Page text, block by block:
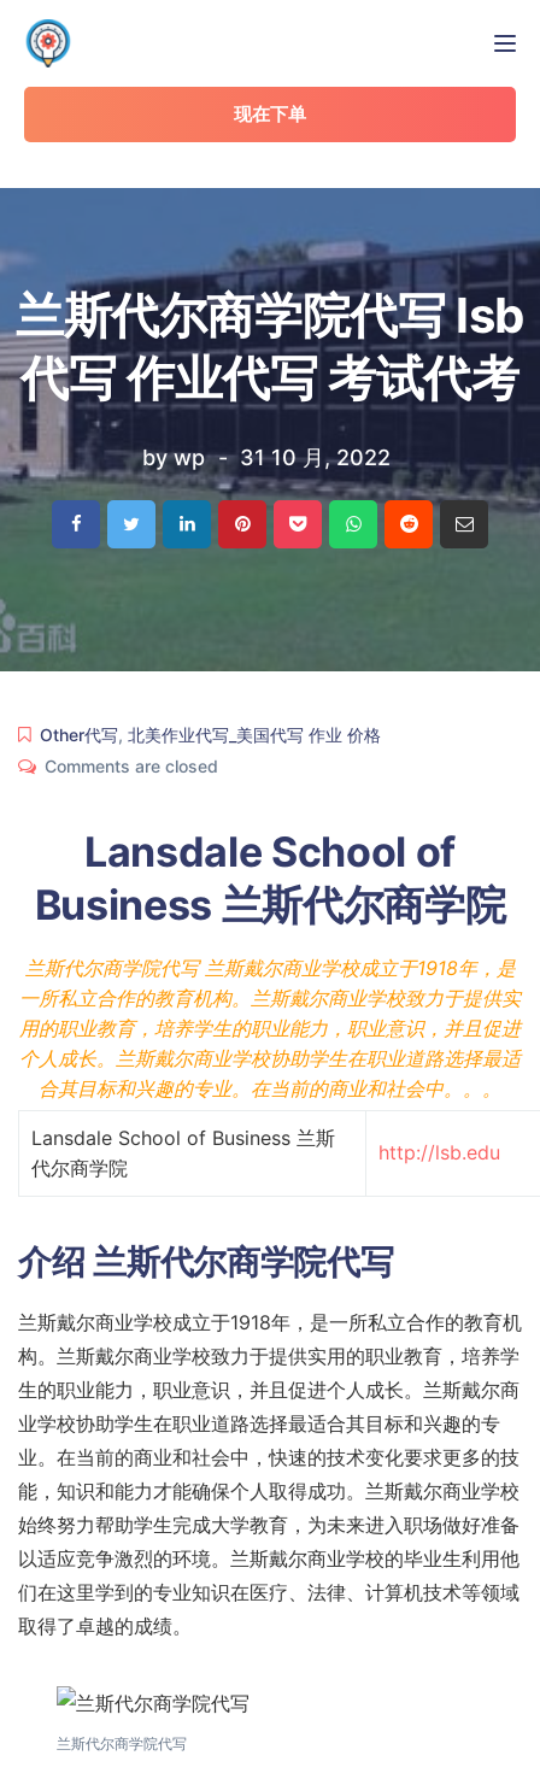
现在下单
兰斯代尔商学院代写 lsb
代写 作业代写 考试代考
by wp 31 10 月, 2022
Other代写, 北美作业代写_美国代写 作业 价格
Comments are closed
Lansdale School of
Business 兰斯代尔商学院
兰斯代尔商学院代写 兰斯戴尔商业学校成立于1918年，是
一所私立合作的教育机构。兰斯戴尔商业学校致力于提供实
用的职业教育，培养学生的职业能力，职业意识，并且促进
个人成长。兰斯戴尔商业学校协助学生在职业道路选择最适
合其目标和兴趣的专业。在当前的商业和社会中。。。
Lansdale School of Business 兰斯
代尔商学院
http://lsb.edu
介绍兰斯代尔商学院代写
兰斯戴尔商业学校成立于1918年，是一所私立合作的教育机
构。兰斯戴尔商业学校致力于提供实用的职业教育，培养学
生的职业能力，职业意识，并且促进个人成长。兰斯戴尔商
业学校协助学生在职业道路选择最适合其目标和兴趣的专
业。在当前的商业和社会中，快速的技术变化要求更多的技
能，知识和能力才能确保个人取得成功。兰斯戴尔商业学校
始终努力帮助学生完成大学教育，为未来进入职场做好准备
以适应竞争激烈的环境。兰斯戴尔商业学校的毕业生利用他
们在这里学到的专业知识在医疗、法律、计算机技术等领域
取得了卓越的成绩。
兰斯代尔商学院代写